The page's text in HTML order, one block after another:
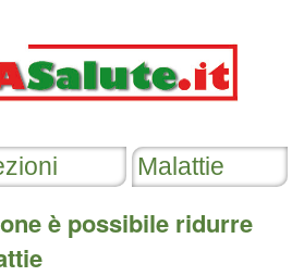
è possibile ridurre